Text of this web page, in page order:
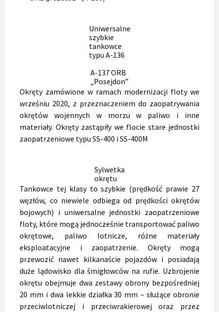
Uniwersalne
szybkie
tankowce
typu A-136
A-137 ORB
„Posejdon”
Okręty zamówione w ramach modernizacji floty we
wrześniu 2020, z przeznaczeniem do zaopatrywania
okrętów wojennych w morzu w paliwo i inne
materiały. Okręty zastąpiły we flocie stare jednostki
zaopatrzeniowe typu SS-400 i SS-400M
Sylwetka
okrętu
Tankowce tej klasy to szybkie (prędkość prawie 27
węzłów, co niewiele odbiega od prędkości okrętów
bojowych) i uniwersalne jednostki zaopatrzeniowe
floty, które mogą jednocześnie transportować paliwo
okrętowe, paliwo lotnicze, różne materiały
eksploatacyjne i zaopatrzenie. Okręty mogą
przewozić nawet kilkanaście pojazdów i posiadają
duże lądowisko dla śmigłowców na rufie. Uzbrojenie
okrętu obejmuje dwa zestawy obrony bezpośredniej
20 mm i dwa lekkie działka 30 mm – służące obronie
przeciwlotniczej i przeciwrakierowej oraz przez